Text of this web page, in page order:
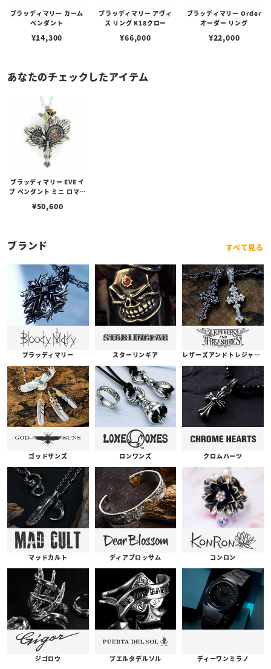
ブラッディマリー カーム
ペンダント
¥14,300
ブラッディマリー アヴィ
ス リング K18クロー
¥66,000
ブラッディマリー Order
オーダー リング
¥22,000
あなたのチェックしたアイテム
ブラッディマリー EVE イ
ブ ペンダント ミニ ロマン
¥50,600
ブランド すべて見る
ブラッディマリー スターリンギア レザーズアンドトレジャーズ
ゴッドサンズ ロンワンズ クロムハーツ
マッドカルト ディアブロッサム コンロン
ジゴロウ プエルタデルソル ディーワンミラノ